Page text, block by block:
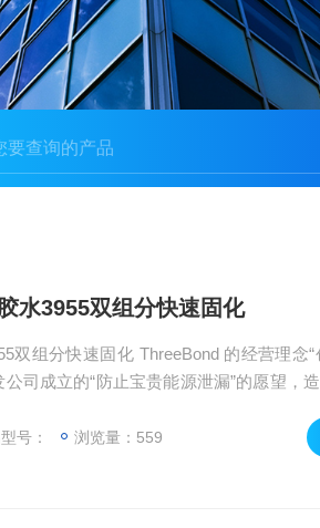
水3955双组分快速固化
双组分快速固化 ThreeBond 的经营理念“
公司成立的“防止宝贵能源泄漏”的愿望，
，尽努力创造能够满足客户需求的产品。
号： 浏览量：559